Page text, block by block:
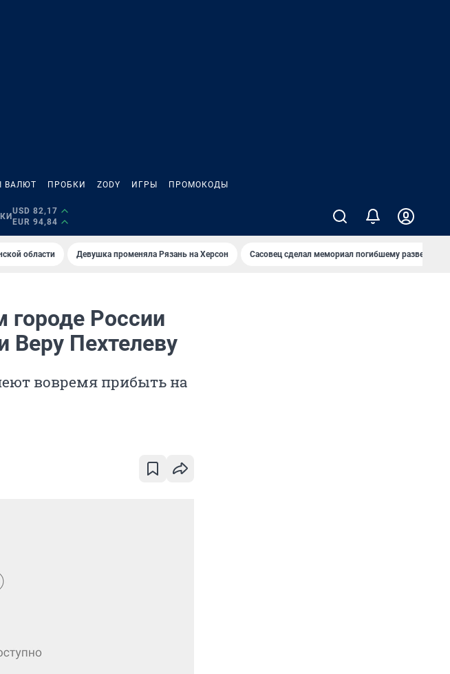
ВАЛЮТ ПРОБКИ ZODY ИГРЫ ПРОМОКОДЫ
USD 82,17
EUR 94,84
области Девушка променяла Рязань на Херсон Сасовец сделал мемориал погибшему разведбату
городе России
Веру Пехтелеву
вовремя прибыть на